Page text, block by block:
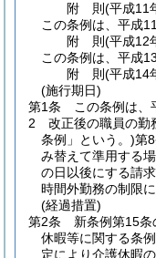
附 則(平成11
この条例は、平成
附 則(平成12
この条例は、平成
附 則(平成14
(施行期日)
第1条
この条例は、
2
改正後の職員の勤
条例」という。)第
み替えて準用する
の日以後にする請
時間外勤務の制限
(経過措置)
第2条
新条例第15条
休暇等に関する条例
定により介護休暇